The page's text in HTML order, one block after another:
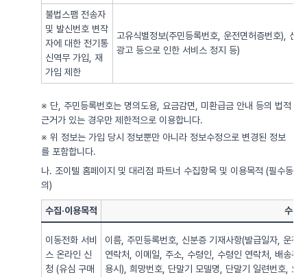
불법스팸 전송자
및 발신번호 변작
자에 대한 전기통
신역무 가입, 재
가입 제한
고유식별정보(주민등록번호, 운전면허증번호), 신
광고 등으로 인한 서비스 정지 등)
※ 단, 주민등록번호는 명의도용, 요금감면, 미환급금 안내 등의 법적
근거가 있는 경우만 제한적으로 이용합니다.
※ 위 정보는 가입 당시 정보뿐만 아니라 정보수정으로 변경된 정보
를 포함합니다.
나. 조이텔 홈페이지 및 대리점 파트너 수집항목 및 이용목적 (필수동
의)
수집·이용목적 수집·
이동전화 서비
스 온라인 신
청 (유심 구매
이름, 주민등록번호, 신분증 기재사항(발급일자, 운전
연락처, 이메일, 주소, 수령인, 수령인 연락처, 배송주
용시), 희망번호, 단말기 모델명, 단말기 일련번호, 요